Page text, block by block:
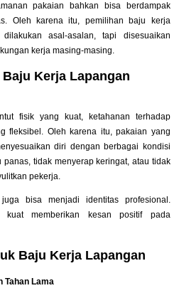
pakaian bahkan bisa berdampak
Oleh karena itu, pemilihan baju kerja
asal-asalan, tapi disesuaikan
kerja masing-masing.
Kerja Lapangan
fisik yang kuat, ketahanan terhadap
fleksibel. Oleh karena itu, pakaian yang
diri dengan berbagai kondisi
tidak menyerap keringat, atau tidak
pekerja.
bisa menjadi identitas profesional.
memberikan kesan positif pada
Baju Kerja Lapangan
Tahan Lama